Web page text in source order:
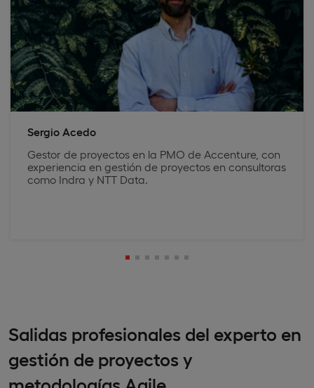
Sergio Acedo
Gestor de proyectos en la PMO de Accenture, con
experiencia en gestión de proyectos en consultoras
como Indra y NTT Data.
Salidas profesionales del experto en
gestión de proyectos y
metodologías Agile